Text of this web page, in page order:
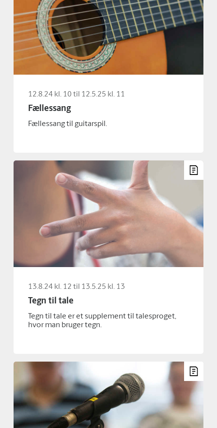
12.8.24 kl. 10 til 12.5.25 kl. 11
Fællessang
Fællessang til guitarspil.
13.8.24 kl. 12 til 13.5.25 kl. 13
Tegn til tale
Tegn til tale er et supplement til talesproget,
hvor man bruger tegn.